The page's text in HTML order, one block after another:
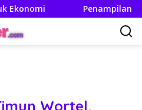
Penampilan dan
Wortel,